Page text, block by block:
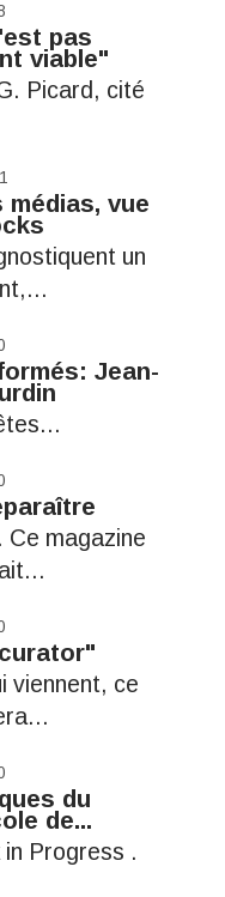
pas
viable"
Picard, cité
vue
un
Jean-
magazine
viennent, ce
du
de...
Progress .